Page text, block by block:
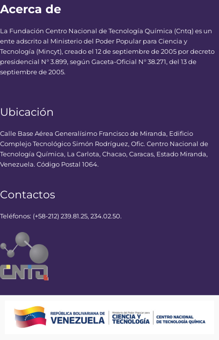
Acerca de
La Fundación Centro Nacional de Tecnología Química (Cntq) es un
ente adscrito al Ministerio del Poder Popular para Ciencia y
Tecnología (Mincyt), creado el 12 de septiembre de 2005 por decreto
presidencial N° 3.899, según Gaceta-Oficial N° 38.271, del 13 de
septiembre de 2005.
Ubicación
Calle Base Aérea Generalísimo Francisco de Miranda, Edificio
Complejo Tecnológico Simón Rodríguez, Ofic. Centro Nacional de
Tecnología Química, La Carlota, Chacao, Caracas, Estado Miranda,
Venezuela. Código Postal 1064.
Contactos
Teléfonos: (+58-212) 239.81.25, 234.02.50.